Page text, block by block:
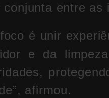
conjunta entre as
é unir
e da
afirmou.